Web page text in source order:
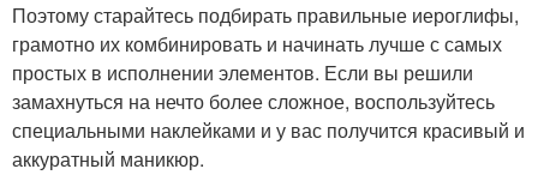
Поэтому старайтесь подбирать правильные иероглифы,
грамотно их комбинировать и начинать лучше с самых
простых в исполнении элементов. Если вы решили
замахнуться на нечто более сложное, воспользуйтесь
специальными наклейками и у вас получится красивый и
аккуратный маникюр.